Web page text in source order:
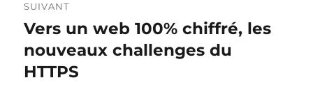
SUIVANT
Publication
suivante :
Vers un web 100% chiffré, les
nouveaux challenges du
HTTPS